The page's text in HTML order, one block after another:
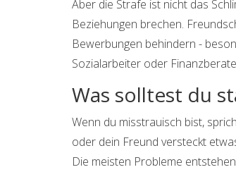
Aber die Strafe ist nicht das
Beziehungen brechen.
Bewerbungen behindern -
Sozialarbeiter oder
Was solltest du
Wenn du misstrauisch bist,
oder dein Freund versteckt
Die meisten Probleme